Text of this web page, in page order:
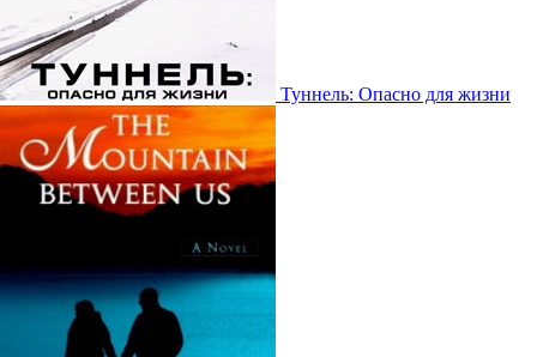
Туннель: Опасно для жизни